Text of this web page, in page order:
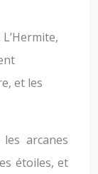
L’Hermite,
et les
arcanes
étoiles, et